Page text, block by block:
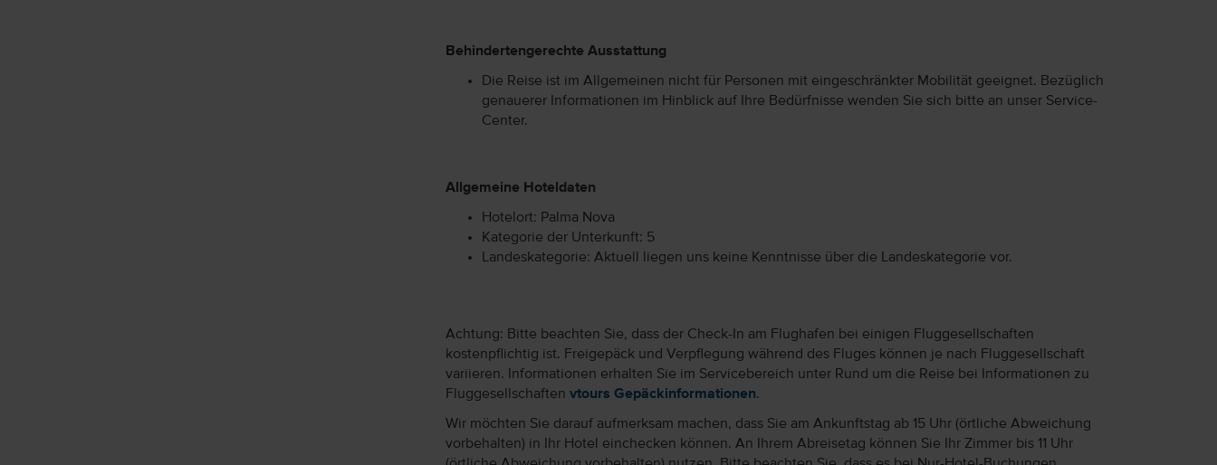
Behindertengerechte Ausstattung
Die Reise ist im Allgemeinen nicht für Personen mit eingeschränkter Mobilität geeignet. Bezüglich
genauerer Informationen im Hinblick auf Ihre Bedürfnisse wenden Sie sich bitte an unser Service-
Center.
Allgemeine Hoteldaten
Hotelort: Palma Nova
Kategorie der Unterkunft: 5
Landeskategorie: Aktuell liegen uns keine Kenntnisse über die Landeskategorie vor.
Achtung: Bitte beachten Sie, dass der Check-In am Flughafen bei einigen Fluggesellschaften
kostenpflichtig ist. Freigepäck und Verpflegung während des Fluges können je nach Fluggesellschaft
variieren. Informationen erhalten Sie im Servicebereich unter Rund um die Reise bei Informationen zu
Fluggesellschaften vtours Gepäckinformationen.
Wir möchten Sie darauf aufmerksam machen, dass Sie am Ankunftstag ab 15 Uhr (örtliche Abweichung
vorbehalten) in Ihr Hotel einchecken können. An Ihrem Abreisetag können Sie Ihr Zimmer bis 11 Uhr